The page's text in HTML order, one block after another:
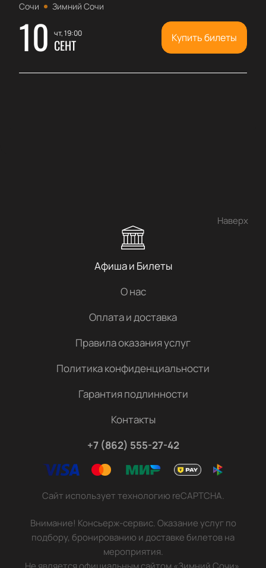
Сочи Зимний Сочи
10 чт, 19:00
СЕНТ Купить билеты
Наверх
Афиша и Билеты
О нас
Оплата и доставка
Правила оказания услуг
Политика конфиденциальности
Гарантия подлинности
Контакты
+7 (862) 555-27-42
Сайт использует технологию reCAPTCHA.
Внимание! Консьерж-сервис. Оказание услуг по
подбору, бронированию и доставке билетов на
мероприятия.